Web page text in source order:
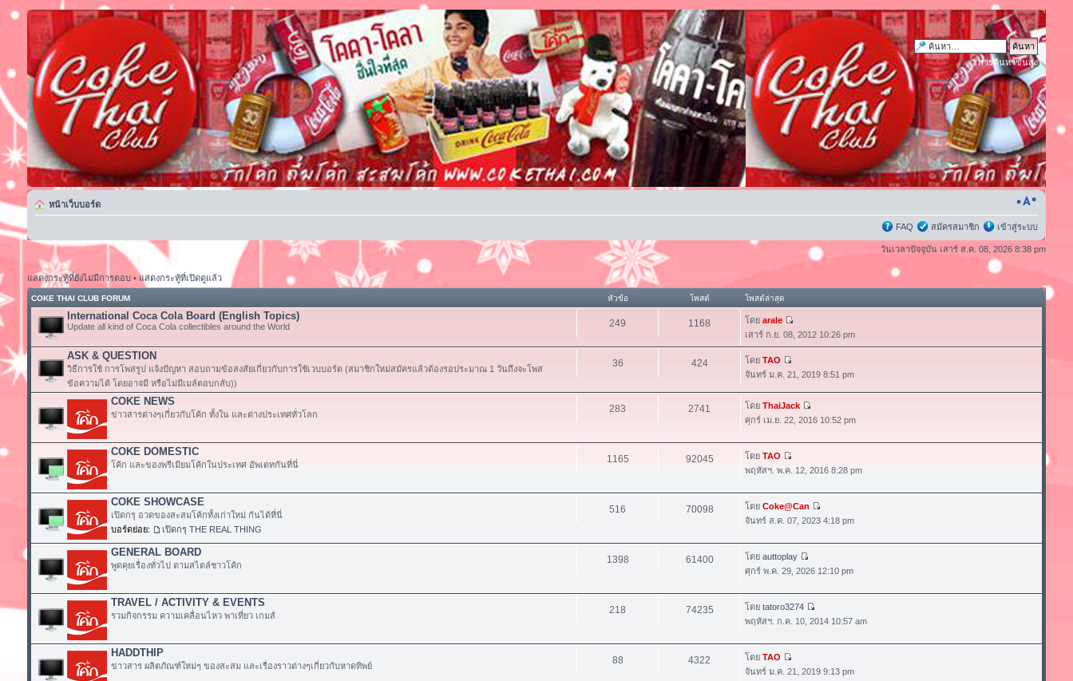
การค้นหาขั้นสูง
หน้าเว็บบอร์ด
FAQ สมัครสมาชิก เข้าสู่ระบบ
วันเวลาปัจจุบัน เสาร์ ส.ค. 08, 2026 8:38 pm
แสดงกระทู้ที่ยังไม่มีการตอบ• แสดงกระทู้ที่เปิดดูแล้ว
COKE THAI CLUB FORUM หัวข้อ โพสต์ โพสต์ล่าสุด
International Coca Cola Board (English Topics)
Update all kind of Coca Cola collectibles around the World 249 1168 โดย arale
เสาร์ ก.ย. 08, 2012 10:26 pm
ASK & QUESTION
วิธีการใช้ การโพสรูป แจ้งปัญหา สอบถามข้อสงสัยเกี่ยวกับการใช้เวบบอร์ด (สมาชิกใหม่สมัครแล้วต้องรอประมาณ 1 วันถึงจะโพส
ข้อความได้ โดยอาจมี หรือไม่มีเมล์ตอบกลับ))
36 424 โดย TAO
จันทร์ ม.ค. 21, 2019 8:51 pm
COKE NEWS
ข่าวสารต่างๆเกี่ยวกับโค้ก ทั้งใน และต่างประเทศทั่วโลก 283 2741 โดย ThaiJack
ศุกร์ เม.ย. 22, 2016 10:52 pm
COKE DOMESTIC
โค้ก และของพรีเมียมโค้กในประเทศ อัพเดทกันที่นี่ 1165 92045 โดย TAO
พฤหัสฯ. พ.ค. 12, 2016 8:28 pm
COKE SHOWCASE
เปิดกรุ อวดของสะสมโค้กทั้งเก่าใหม่ กันได้ที่นี่
บอร์ดย่อย:
เปิดกรุ THE REAL THING
516 70098 โดย Coke@Can
จันทร์ ส.ค. 07, 2023 4:18 pm
GENERAL BOARD
พูดคุยเรื่องทั่วไป ตามสไตล์ชาวโค้ก 1398 61400 โดย auttoplay
ศุกร์ พ.ค. 29, 2026 12:10 pm
TRAVEL / ACTIVITY & EVENTS
รวมกิจกรรม ความเคลื่อนไหว พาเที่ยว เกมส์ 218 74235 โดย tatoro3274
พฤหัสฯ. ก.ค. 10, 2014 10:57 am
HADDTHIP
ข่าวสาร ผลิตภัณฑ์ใหม่ๆ ของสะสม และเรื่องราวต่างๆเกี่ยวกับหาดทิพย์ 88 4322 โดย TAO
จันทร์ ม.ค. 21, 2019 9:13 pm